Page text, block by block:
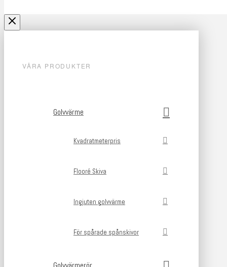
VÅRA PRODUKTER
Golvvärme
Kvadratmeterpris
Flooré Skiva
Ingjuten golvvärme
För spårade spånskivor